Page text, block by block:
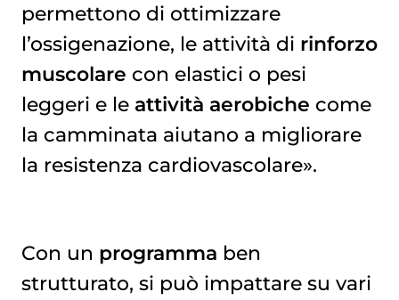
permettono di ottimizzare
l’ossigenazione, le attività di rinforzo
muscolare con elastici o pesi
leggeri e leattività aerobiche come
la camminata aiutano a migliorare
la resistenza cardiovascolare».
Con un programma ben
strutturato, si può impattare su vari